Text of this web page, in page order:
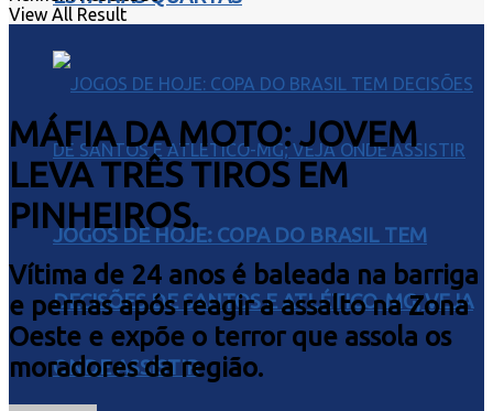
JOGOS DE HOJE: COPA DO BRASIL TEM
DECISÕES DE SANTOS E ATLÉTICO-MG; VEJA
ONDE ASSISTIR
View All Result
MÁFIA DA MOTO: JOVEM
LEVA TRÊS TIROS EM
PINHEIROS.
Vítima de 24 anos é baleada na barriga
e pernas após reagir a assalto na Zona
Oeste e expõe o terror que assola os
moradores da região.